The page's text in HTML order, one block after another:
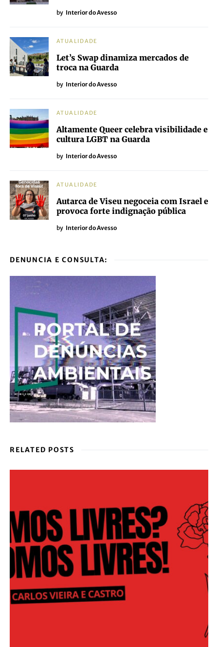
by Interior do Avesso
ATUALIDADE
Let’s Swap dinamiza mercados de
troca na Guarda
by Interior do Avesso
ATUALIDADE
Altamente Queer celebra visibilidade e
cultura LGBT na Guarda
by Interior do Avesso
ATUALIDADE
Autarca de Viseu negoceia com Israel e
provoca forte indignação pública
by Interior do Avesso
DENUNCIA E CONSULTA:
RELATED POSTS